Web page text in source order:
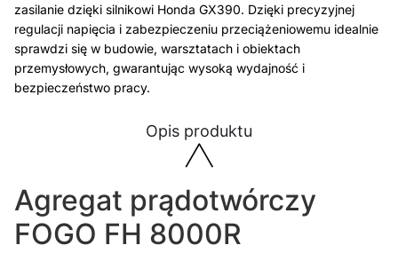
zasilanie dzięki silnikowi Honda GX390. Dzięki precyzyjnej
regulacji napięcia i zabezpieczeniu przeciążeniowemu idealnie
sprawdzi się w budowie, warsztatach i obiektach
przemysłowych, gwarantując wysoką wydajność i
bezpieczeństwo pracy.
Opis produktu
Agregat prądotwórczy
FOGO FH 8000R